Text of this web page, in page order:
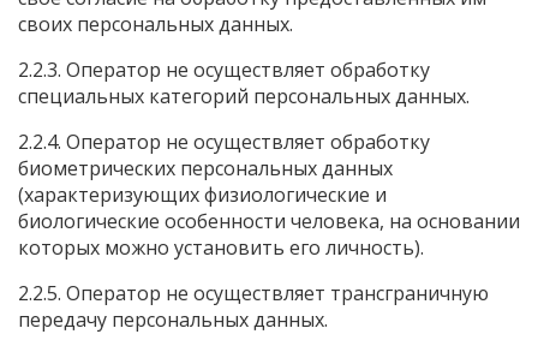
своих персональных данных.
2.2.3. Оператор не осуществляет обработку
специальных категорий персональных данных.
2.2.4. Оператор не осуществляет обработку
биометрических персональных данных
(характеризующих физиологические и
биологические особенности человека, на основании
которых можно установить его личность).
2.2.5. Оператор не осуществляет трансграничную
передачу персональных данных.